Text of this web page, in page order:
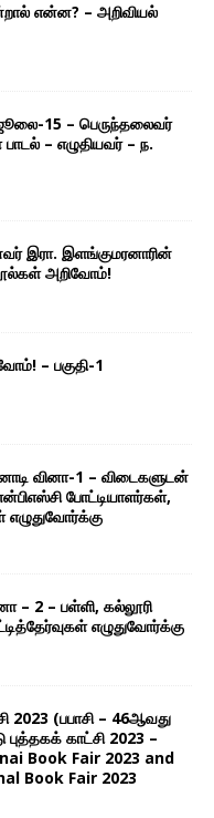
என்ன? – அறிவியல்
15 – பெருந்தலைவர்
– எழுதியவர் – ந.
இரா. இளங்குமரனாரின்
அறிவோம்!
– பகுதி-1
வினா-1 – விடைகளுடன்
போட்டியாளர்கள்,
எழுதுவோர்க்கு
– 2 – பள்ளி, கல்லூரி
எழுதுவோர்க்கு
(பபாசி – 46ஆவது
புத்தகக் காட்சி 2023 –
Book Fair 2023 and
Book Fair 2023